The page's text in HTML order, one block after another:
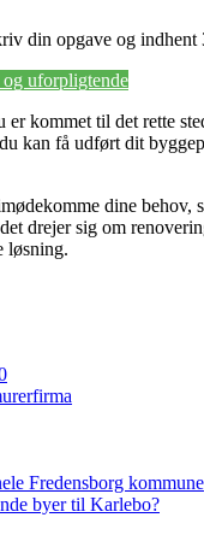
din opgave og
uforpligtende
kommet til det rette
kan få udført dit
dine behov,
drejer sig om
løsning.
Fredensborg kommune
byer til Karlebo?